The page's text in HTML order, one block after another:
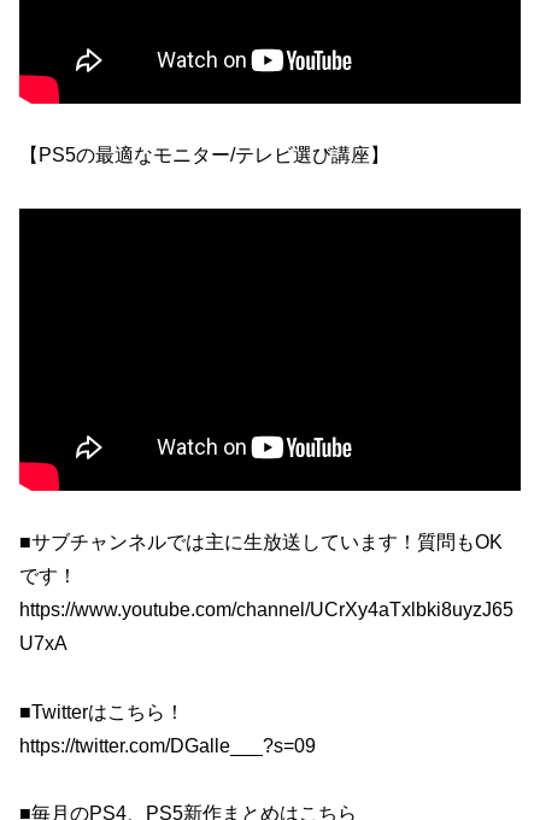
【PS5の最適なモニター/テレビ選び講座】
■サブチャンネルでは主に生放送しています！質問もOK
です！
https://www.youtube.com/channel/UCrXy4aTxlbki8uyzJ65
U7xA
■Twitterはこちら！
https://twitter.com/DGalle___?s=09
■毎月のPS4、PS5新作まとめはこちら